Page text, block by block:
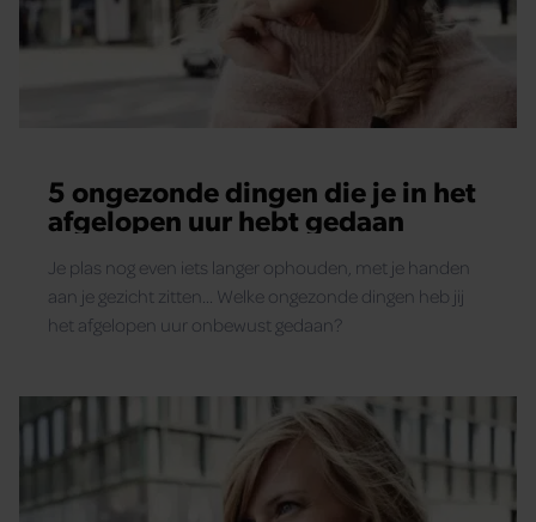
5 ongezonde dingen die je in het
afgelopen uur hebt gedaan
Je plas nog even iets langer ophouden, met je handen
aan je gezicht zitten... Welke ongezonde dingen heb jij
het afgelopen uur onbewust gedaan?